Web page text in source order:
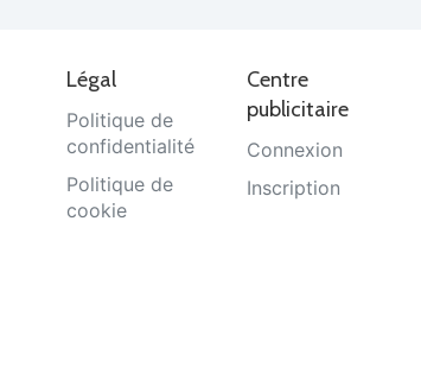
Légal
Politique de
confidentialité
Politique de
cookie
Centre
publicitaire
Connexion
Inscription